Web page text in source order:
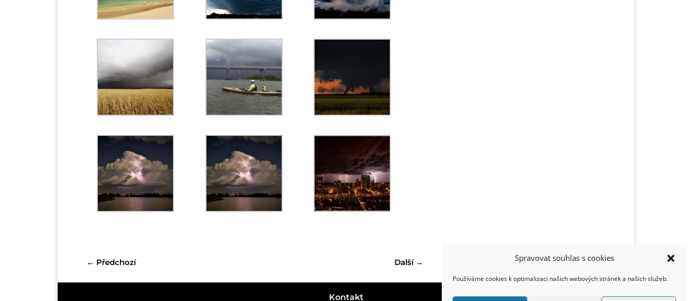
Spravovat souhlas s cookies
Používáme cookies k optimalizaci našich webových stránek a našich služeb.
← Předchozí Další→
Kontakt